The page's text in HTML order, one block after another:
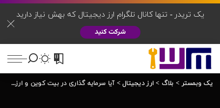
یک تریدر - تنها کانال تلگرام ارز دیجیتال که بهش نیاز دارید
شرکت کنید
0
یک وبمستر> بلاگ > ارز دیجیتال>آیا سرمایه گذاری در بیت کوین و ارزهای دیجیتال سود ده است